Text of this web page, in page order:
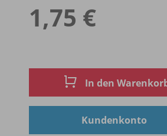
1,75 €
In den
Kundenkonto